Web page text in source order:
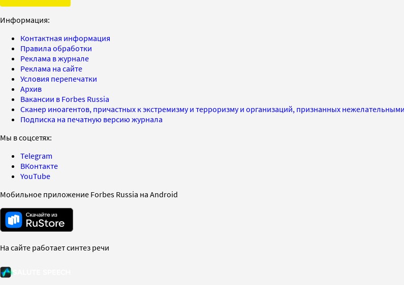
Информация:
Контактная информация
Правила обработки
Реклама в журнале
Реклама на сайте
Условия перепечатки
Архив
Вакансии в Forbes Russia
Сканер иноагентов, причастных к экстремизму и терроризму и организаций, признанных нежелательными
Подписка на печатную версию журнала
Мы в соцсетях:
Telegram
ВКонтакте
YouTube
Мобильное приложение Forbes Russia на Android
На сайте работает синтез речи